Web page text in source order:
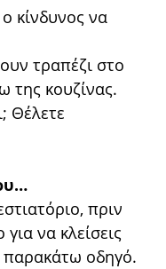
κίνδυνος να
τραπέζι στο
της κουζίνας.
Θέλετε
πριν
να κλείσεις
παρακάτω οδηγό.